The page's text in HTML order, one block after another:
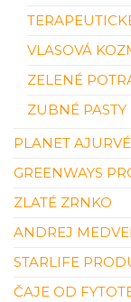
VLASOVÁ
ZELENÉ
ZUBNÉ PASTY
PLANET
GREENWAYS
ZLATÉ ZRNKO
ANDREJ
STARLIFE
ČAJE OD